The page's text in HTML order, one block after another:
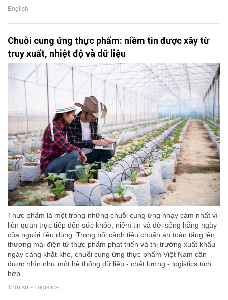
English
Chuỗi cung ứng thực phẩm: niềm tin được xây từ
truy xuất, nhiệt độ và dữ liệu
Thực phẩm là một trong những chuỗi cung ứng nhạy cảm nhất vì
liên quan trực tiếp đến sức khỏe, niềm tin và đời sống hằng ngày
của người tiêu dùng. Trong bối cảnh tiêu chuẩn an toàn tăng lên,
thương mại điện tử thực phẩm phát triển và thị trường xuất khẩu
ngày càng khắt khe, chuỗi cung ứng thực phẩm Việt Nam cần
được nhìn như một hệ thống dữ liệu - chất lượng - logistics tích
hợp.
Thời sự - Logistics